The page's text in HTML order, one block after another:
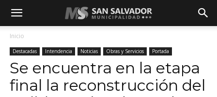
Inicio
Destacadas Intendencia Noticias Obras y Servicios Portada
Se encuentra en la etapa
final la reconstrucción del